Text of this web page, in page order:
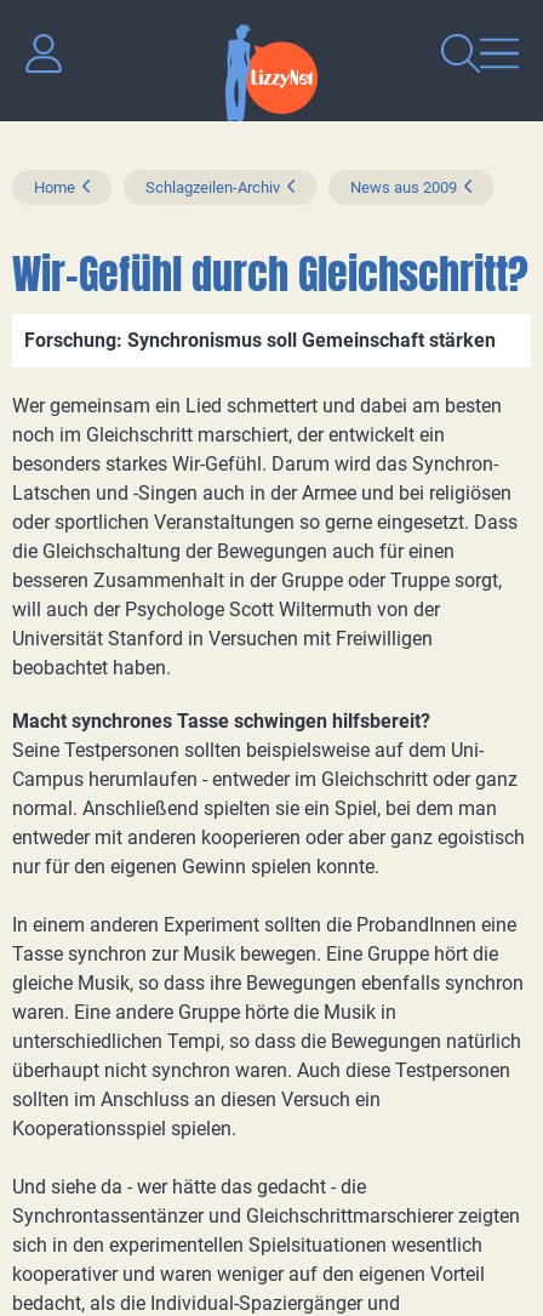
Home Schlagzeilen-Archiv News aus 2009
Wir-Gefühl durch Gleichschritt?
Forschung: Synchronismus soll Gemeinschaft stärken
Wer gemeinsam ein Lied schmettert und dabei am besten
noch im Gleichschritt marschiert, der entwickelt ein
besonders starkes Wir-Gefühl. Darum wird das Synchron-
Latschen und -Singen auch in der Armee und bei religiösen
oder sportlichen Veranstaltungen so gerne eingesetzt. Dass
die Gleichschaltung der Bewegungen auch für einen
besseren Zusammenhalt in der Gruppe oder Truppe sorgt,
will auch der Psychologe Scott Wiltermuth von der
Universität Stanford in Versuchen mit Freiwilligen
beobachtet haben.
Macht synchrones Tasse schwingen hilfsbereit?
Seine Testpersonen sollten beispielsweise auf dem Uni-
Campus herumlaufen - entweder im Gleichschritt oder ganz
normal. Anschließend spielten sie ein Spiel, bei dem man
entweder mit anderen kooperieren oder aber ganz egoistisch
nur für den eigenen Gewinn spielen konnte.
In einem anderen Experiment sollten die ProbandInnen eine
Tasse synchron zur Musik bewegen. Eine Gruppe hört die
gleiche Musik, so dass ihre Bewegungen ebenfalls synchron
waren. Eine andere Gruppe hörte die Musik in
unterschiedlichen Tempi, so dass die Bewegungen natürlich
überhaupt nicht synchron waren. Auch diese Testpersonen
sollten im Anschluss an diesen Versuch ein
Kooperationsspiel spielen.
Und siehe da - wer hätte das gedacht - die
Synchrontassentänzer und Gleichschrittmarschierer zeigten
sich in den experimentellen Spielsituationen wesentlich
kooperativer und waren weniger auf den eigenen Vorteil
bedacht, als die Individual-Spaziergänger und